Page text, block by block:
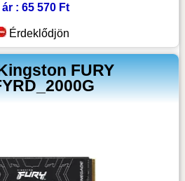
ár : 65 570 Ft
Érdeklődjön
FURY